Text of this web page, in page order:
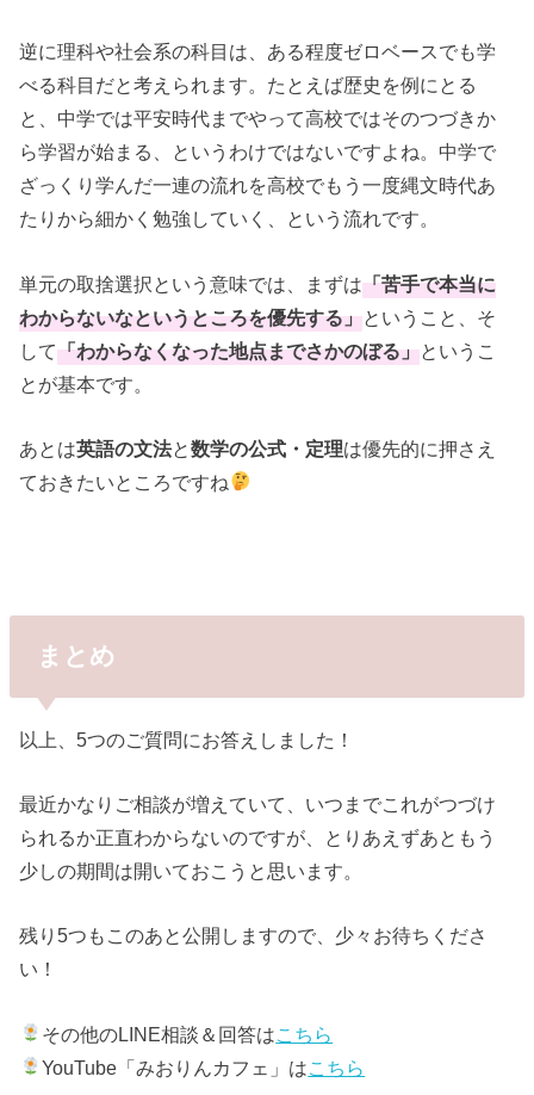
逆に理科や社会系の科目は、ある程度ゼロベースでも学
べる科目だと考えられます。たとえば歴史を例にとる
と、中学では平安時代までやって高校ではそのつづきか
ら学習が始まる、というわけではないですよね。中学で
ざっくり学んだ一連の流れを高校でもう一度縄文時代あ
たりから細かく勉強していく、という流れです。
単元の取捨選択という意味では、まずは「苦手で本当に
わからないなというところを優先する」ということ、そ
して「わからなくなった地点までさかのぼる」というこ
とが基本です。
あとは英語の文法と数学の公式・定理は優先的に押さえ
ておきたいところですね
まとめ
以上、5つのご質問にお答えしました！
最近かなりご相談が増えていて、いつまでこれがつづけ
られるか正直わからないのですが、とりあえずあともう
少しの期間は開いておこうと思います。
残り5つもこのあと公開しますので、少々お待ちくださ
い！
その他のLINE相談＆回答はこちら
YouTube「みおりんカフェ」はこちら